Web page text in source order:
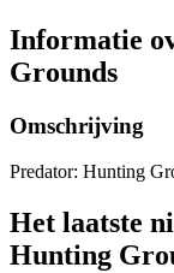
Informatie
Grounds
Omschrijving
Predator: Hunting
Het laatste
Hunting